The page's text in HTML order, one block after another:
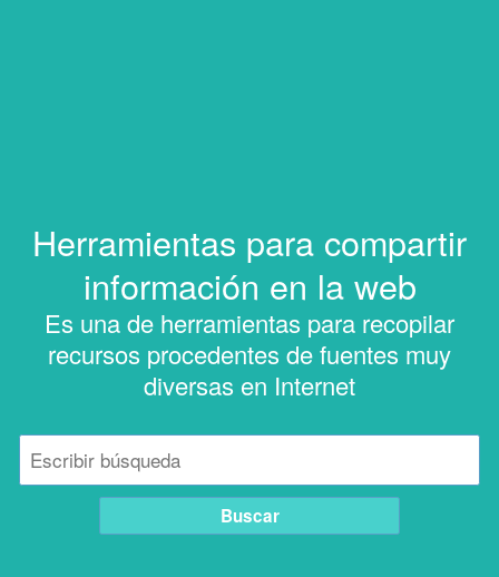
Herramientas para compartir
información en la web
Es una de herramientas para recopilar
recursos procedentes de fuentes muy
diversas en Internet
Buscar